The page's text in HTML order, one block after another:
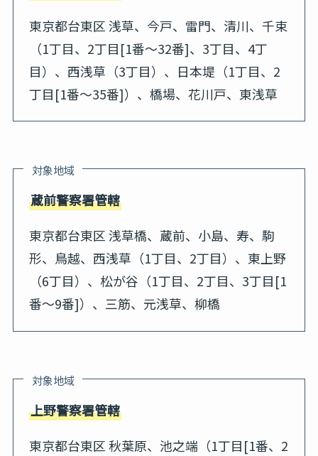
東京都台東区 浅草、今戸、雷門、清川、千束
（1丁目、2丁目[1番～32番]、3丁目、4丁
目）、西浅草（3丁目）、日本堤（1丁目、2
丁目[1番～35番]）、橋場、花川戸、東浅草
対象地域
蔵前警察署管轄
東京都台東区 浅草橋、蔵前、小島、寿、駒
形、鳥越、西浅草（1丁目、2丁目）、東上野
（6丁目）、松が谷（1丁目、2丁目、3丁目[1
番～9番]）、三筋、元浅草、柳橋
対象地域
上野警察署管轄
東京都台東区 秋葉原、池之端（1丁目[1番、2